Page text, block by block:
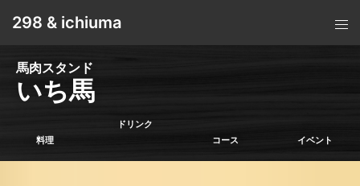
298 & ichiuma
馬肉スタンド
いち馬
料理
ドリンク
コース
イベント